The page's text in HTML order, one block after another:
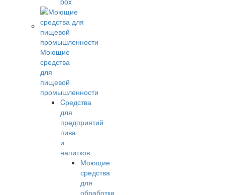
Моющие
средства
для
пищевой
промышленности
Cредства
для
предприятий
пива
и
напитков
Моющие
средства
для
обработки